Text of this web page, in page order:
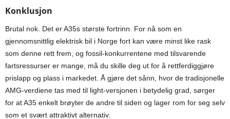
Konklusjon
Brutal nok. Det er A35s største fortrinn. For nå som en
gjennomsnittlig elektrisk bil i Norge fort kan være minst like rask
som denne rett frem, og fossil-konkurrentene med tilsvarende
fartsressurser er mange, må du skille deg ut for å rettferdiggjøre
prislapp og plass i markedet. Å gjøre det sånn, hvor de tradisjonelle
AMG-verdiene tas med til light-versjonen i betydelig grad, sørger
for at A35 enkelt brøyter de andre til siden og lager rom for seg selv
som et svært attraktivt alternativ.